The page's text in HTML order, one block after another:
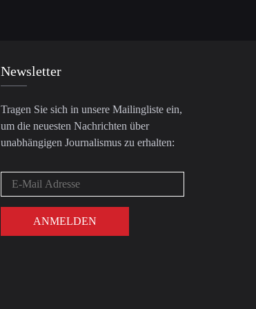
Newsletter
Tragen Sie sich in unsere Mailingliste ein,
um die neuesten Nachrichten über
unabhängigen Journalismus zu erhalten: